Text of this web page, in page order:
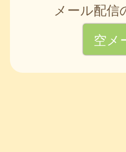
メール配
空メ